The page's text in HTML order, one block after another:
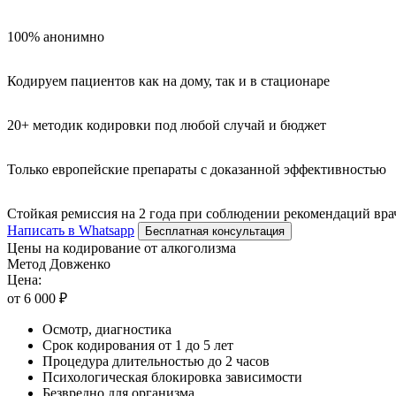
100% анонимно
Кодируем пациентов как на дому, так и в стационаре
20+ методик кодировки под любой случай и бюджет
Только европейские препараты с доказанной эффективностью
Стойкая ремиссия на 2 года при соблюдении рекомендаций
Написать в Whatsapp
Бесплатная консультация
Цены на кодирование от алкоголизма
Метод Довженко
Цена:
от 6 000 ₽
Осмотр, диагностика
Срок кодирования от 1 до 5 лет
Процедура длительностью до 2 часов
Психологическая блокировка зависимости
Безвредно для организма